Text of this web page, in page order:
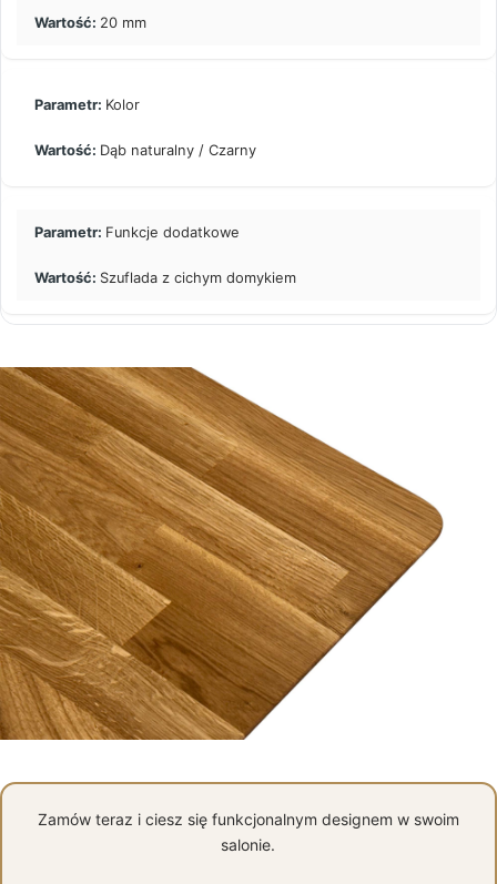
20 mm
Kolor
Dąb naturalny / Czarny
Funkcje dodatkowe
Szuflada z cichym domykiem
Zamów teraz i ciesz się funkcjonalnym designem w swoim
salonie.